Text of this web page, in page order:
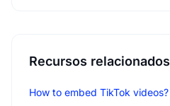
Recursos relacionados
How to embed TikTok videos?